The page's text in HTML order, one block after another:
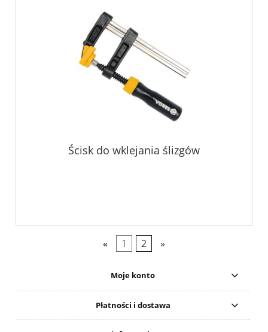
Ścisk do wklejania ślizgów
« 1 2 »
Moje konto
Płatności i dostawa